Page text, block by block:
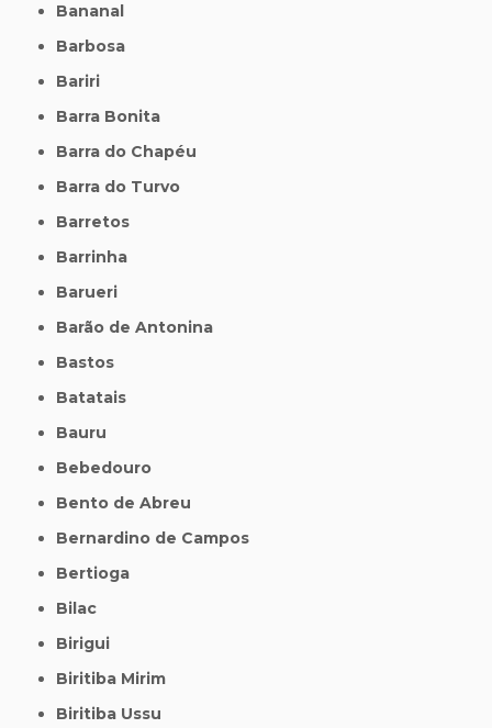
Bananal
Barbosa
Bariri
Barra Bonita
Barra do Chapéu
Barra do Turvo
Barretos
Barrinha
Barueri
Barão de Antonina
Bastos
Batatais
Bauru
Bebedouro
Bento de Abreu
Bernardino de Campos
Bertioga
Bilac
Birigui
Biritiba Mirim
Biritiba Ussu